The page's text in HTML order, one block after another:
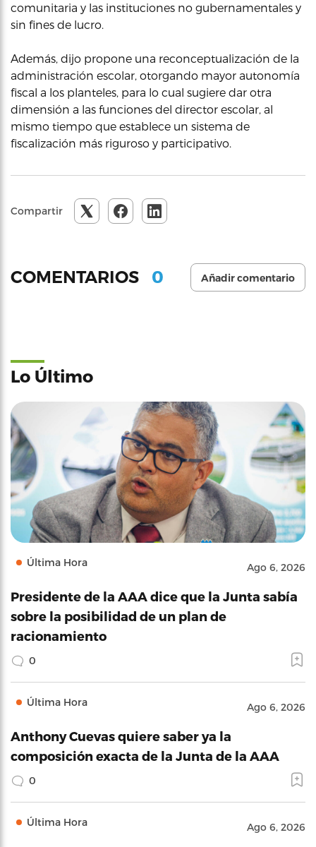
comunitaria y las instituciones no gubernamentales y
sin fines de lucro.
Además, dijo propone una reconceptualización de la
administración escolar, otorgando mayor autonomía
fiscal a los planteles, para lo cual sugiere dar otra
dimensión a las funciones del director escolar, al
mismo tiempo que establece un sistema de
fiscalización más riguroso y participativo.
Compartir
COMENTARIOS 0 Añadir comentario
Lo Último
Última Hora Ago 6, 2026
Presidente de la AAA dice que la Junta sabía
sobre la posibilidad de un plan de
racionamiento
0
Última Hora Ago 6, 2026
Anthony Cuevas quiere saber ya la
composición exacta de la Junta de la AAA
0
Última Hora Ago 6, 2026